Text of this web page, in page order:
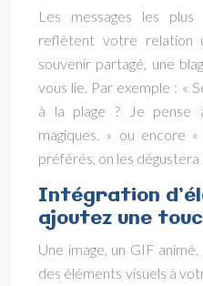
Les messages les
reflètent votre relation
souvenir partagé, une
vous lie. Par exemple : «
à la plage ? Je
magiques. » ou encore
préférés, on les dégustera
Intégration
ajoutez une
Une image, un GIF
des éléments visuels à